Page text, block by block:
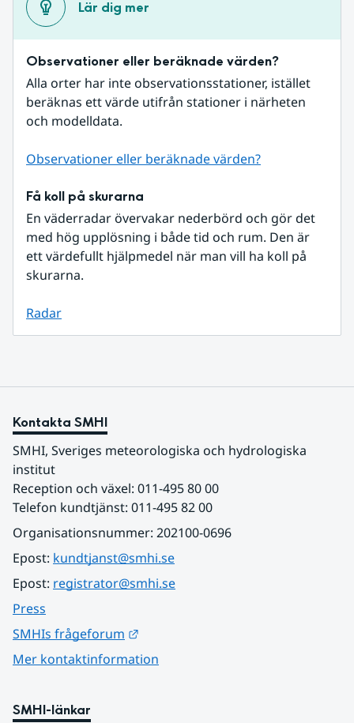
Lär dig mer
Observationer eller beräknade värden?
Alla orter har inte observationsstationer, istället
beräknas ett värde utifrån stationer i närheten
och modelldata.
Observationer eller beräknade värden?
Få koll på skurarna
En väderradar övervakar nederbörd och gör det
med hög upplösning i både tid och rum. Den är
ett värdefullt hjälpmedel när man vill ha koll på
skurarna.
Radar
Kontakta SMHI
SMHI, Sveriges meteorologiska och hydrologiska
institut
Reception och växel: 011-495 80 00
Telefon kundtjänst: 011-495 82 00
Organisationsnummer: 202100-0696
Epost: kundtjanst@smhi.se
Epost: registrator@smhi.se
Press
SMHIs frågeforum
Mer kontaktinformation
SMHI-länkar